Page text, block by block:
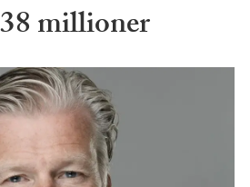
millioner